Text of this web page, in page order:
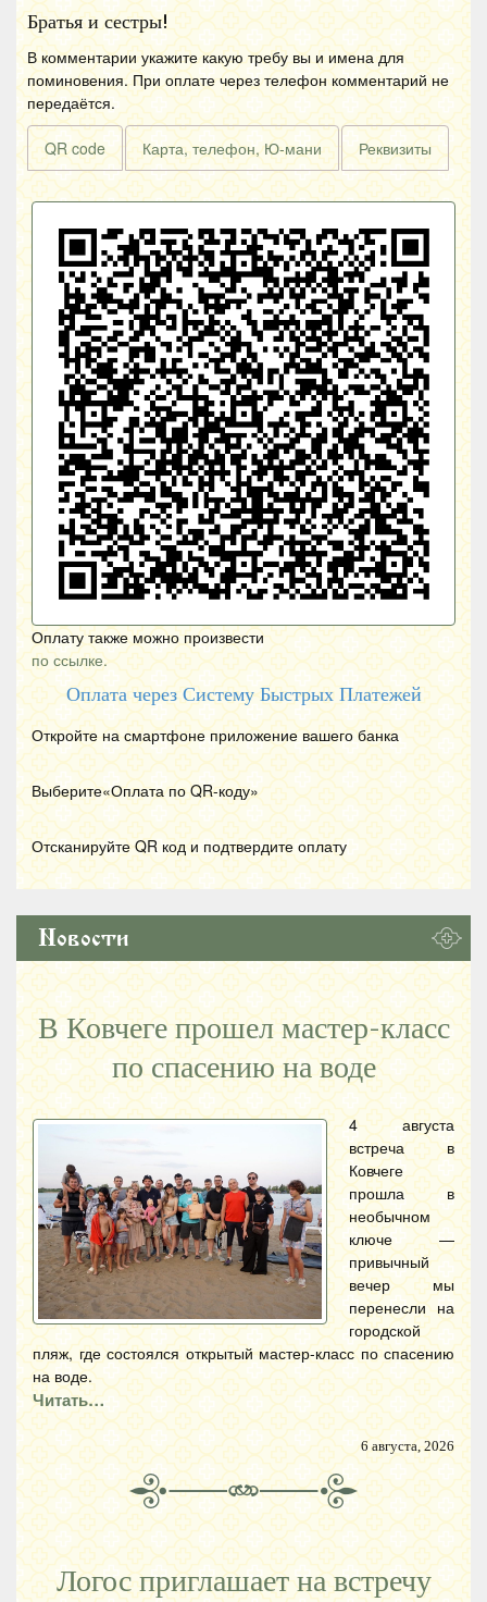
Братья и сестры!
В комментарии укажите какую требу вы и имена для
поминовения. При оплате через телефон комментарий не
передаётся.
QR code Карта, телефон, Ю-мани Реквизиты
Оплату также можно произвести
по ссылке.
Оплата через Систему Быстрых Платежей
Откройте на смартфоне приложение вашего банка
Выберите«Оплата по QR-коду»
Отсканируйте QR код и подтвердите оплату
Новости
В Ковчеге прошел мастер-класс
по спасению на воде
4 августа
встреча в
Ковчеге
прошла в
необычном
ключе —
привычный
вечер мы
перенесли на
городской
пляж, где состоялся открытый мастер-класс по спасению
на воде.
Читать…
6 августа, 2026
Логос приглашает на встречу